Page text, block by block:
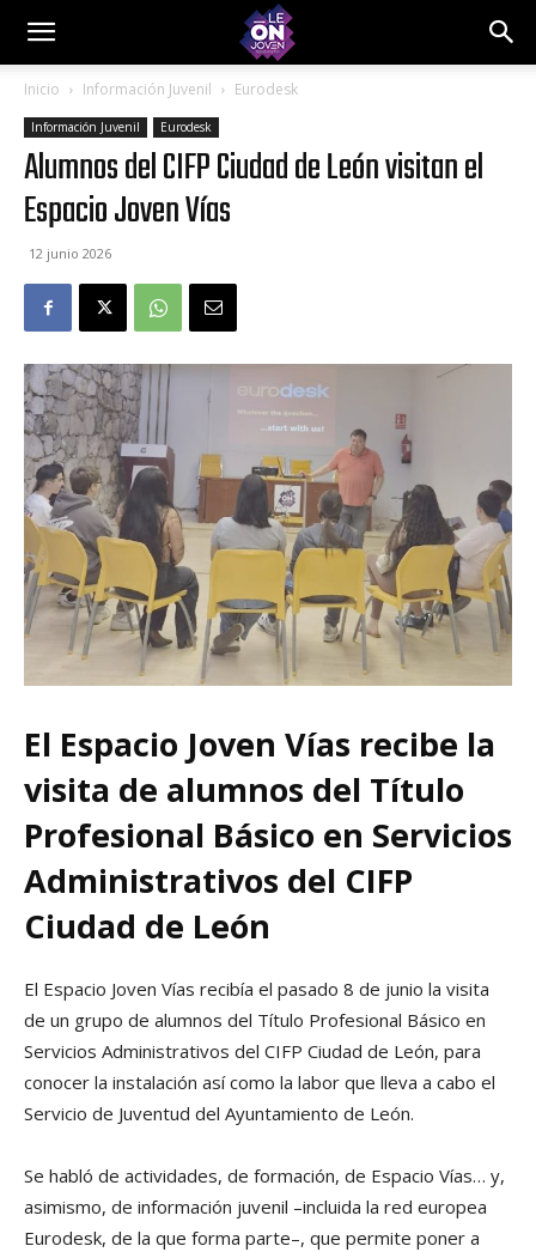
Inicio Información Juvenil Eurodesk
Información Juvenil Eurodesk
Alumnos del CIFP Ciudad de León visitan el
Espacio Joven Vías
12 junio 2026
El Espacio Joven Vías recibe la
visita de alumnos del Título
Profesional Básico en Servicios
Administrativos del CIFP
Ciudad de León
El Espacio Joven Vías recibía el pasado 8 de junio la visita
de un grupo de alumnos del Título Profesional Básico en
Servicios Administrativos del CIFP Ciudad de León, para
conocer la instalación así como la labor que lleva a cabo el
Servicio de Juventud del Ayuntamiento de León.
Se habló de actividades, de formación, de Espacio Vías… y,
asimismo, de información juvenil –incluida la red europea
Eurodesk, de la que forma parte–, que permite poner a